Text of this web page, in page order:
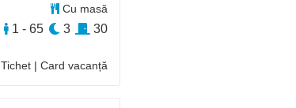
Tichet | Card vacanță
Cu masă
1 - 65 3 30